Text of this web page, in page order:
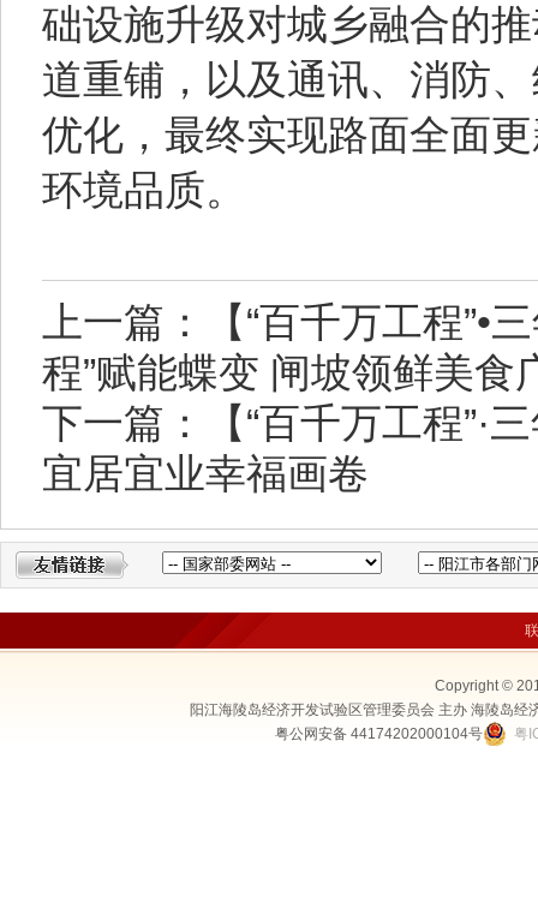
础设施升级对城乡融合的
道重铺，以及通讯、消防
优化，最终实现路面全面
环境品质。
上一篇：【“百千万工程”•
程”赋能蝶变 闸坡领鲜美
下一篇：【“百千万工程”·
宜居宜业幸福画卷
Copyright ©
阳江海陵岛经济开发试验区管理委员会 主办 海陵岛
粤公网安备 44174202000104号
粤